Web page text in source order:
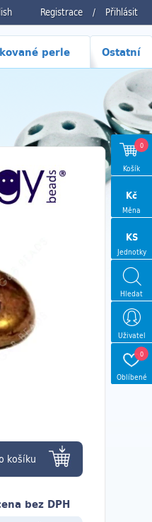
Registrace / Přihlásit
perle Ostatní
košíku
bez DPH
0
Košík
Kč
Měna
KS
Jednotky
Hledat
Uživatel
0
Oblíbené